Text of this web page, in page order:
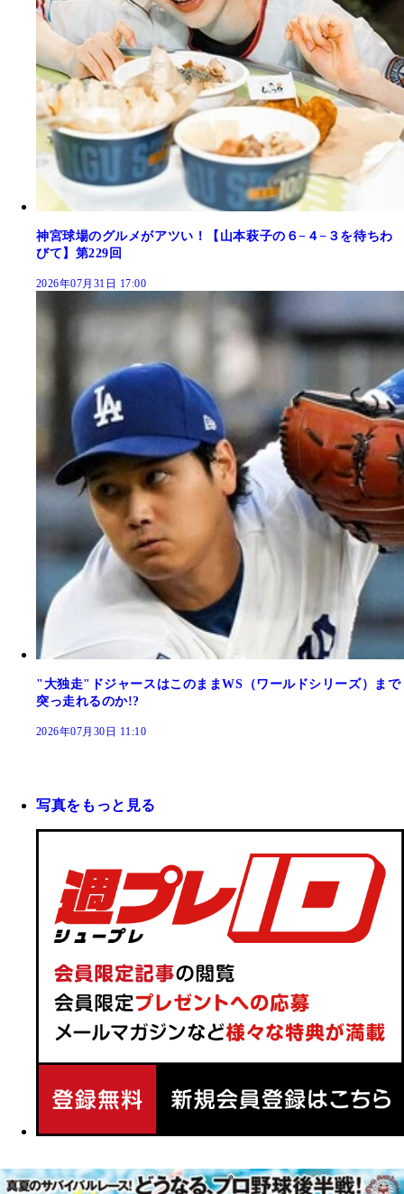
神宮球場のグルメがアツい！【山本萩子の６−４−３を待ちわ
びて】第229回
2026年07月31日 17:00
"大独走"ドジャースはこのままWS（ワールドシリーズ）まで
突っ走れるのか!?
2026年07月30日 11:10
写真をもっと見る